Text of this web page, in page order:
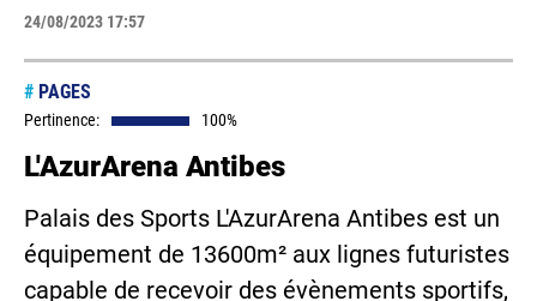
24/08/2023 17:57
# PAGES
Pertinence: 100%
L'AzurArena Antibes
Palais des Sports L'AzurArena Antibes est un
équipement de 13600m² aux lignes futuristes
capable de recevoir des évènements sportifs,